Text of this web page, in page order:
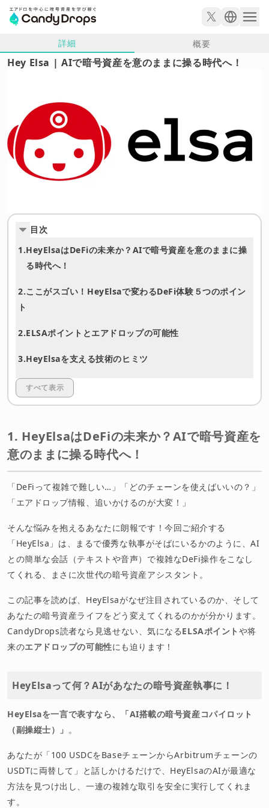
詳細 概要
Hey Elsa | AIで暗号資産を意のままに操る時代へ！
目次
1.HeyElsaはDeFiの未来か？AIで暗号資産を意のままに操
る時代へ！
2.ここがスゴい！HeyElsaで変わるDeFi体験５つのポイン
ト
2.ELSAポイントとエアドロップの可能性
3.HeyElsaを支える技術のヒミツ
4.HeyElsaの強みは？競合と何が違う？
まとめ：HeyElsaはDeFi新時代の羅針盤となるか？
免責事項
すべて表示
1. HeyElsaはDeFiの未来か？AIで暗号資産を
意のままに操る時代へ！
「DeFiって複雑で難しい…」「どのチェーンを使えばいいの？」
「エアドロップ情報、追いかけるのが大変！」
そんな悩みを抱えるあなたに朗報です！今回ご紹介する
「HeyElsa」は、まるで優秀な執事がそばにいるかのように、AI
との簡単な会話（テキストや音声）で複雑なDeFi操作をこなし
てくれる、まさに次世代の暗号資産アシスタント。
この記事を読めば、HeyElsaがなぜ注目されているのか、そして
あなたの暗号資産ライフをどう変えてくれるのかが分かります。
CandyDrops読者なら見逃せない、気になるELSAポイント や将
来のエアドロップの可能性にも迫ります！
HeyElsaって何？AIがあなたの暗号資産執事に！
HeyElsaを一言で表すなら、「AI搭載の暗号資産コパイロット
（副操縦士）」 。
あなたが「100 USDCをBaseチェーンからArbitrumチェーンの
USDTに両替して」と話しかけるだけで、HeyElsaのAIが最適な
方法を見つけ出し、一連の複雑な取引を安全に実行してくれま
す。